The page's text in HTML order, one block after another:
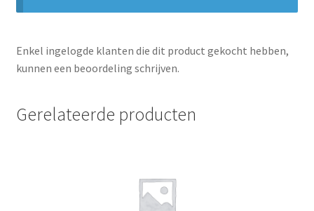
Enkel ingelogde klanten die dit product gekocht hebben,
kunnen een beoordeling schrijven.
Gerelateerde producten